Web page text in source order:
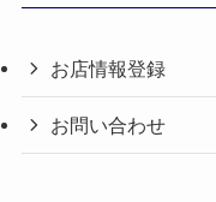
お店情報登録
お問い合わせ